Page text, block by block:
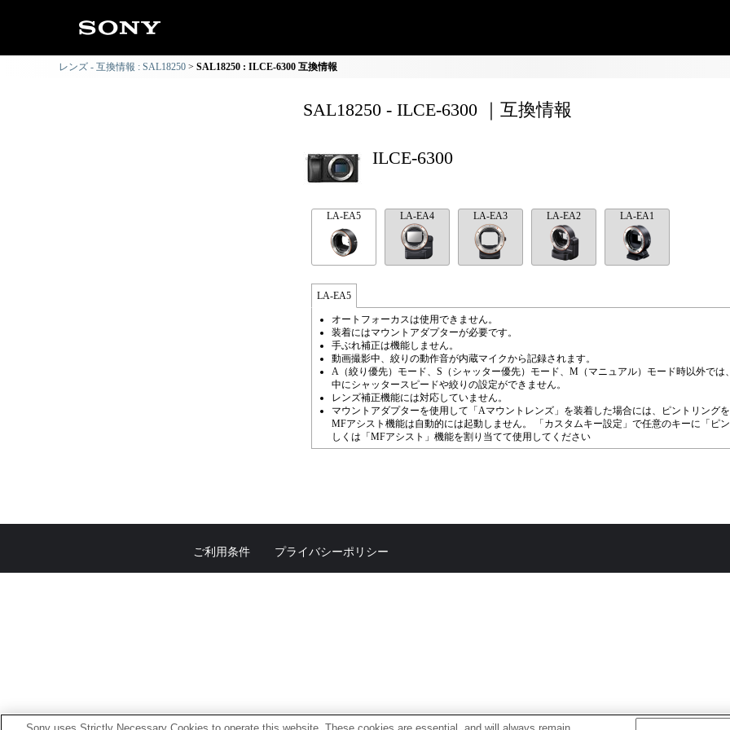
レンズ - 互換情報 : SAL18250 SAL18250 : ILCE-6300 互換情報
SAL18250 - ILCE-6300 ｜互換情報
ILCE-6300
LA-EA5 LA-EA4 LA-EA3 LA-EA2 LA-EA1
LA-EA5
オートフォーカスは使用できません。
装着にはマウントアダプターが必要です。
手ぶれ補正は機能しません。
動画撮影中、絞りの動作音が内蔵マイクから記録されます。
A（絞り優先）モード、S（シャッター優先）モード、M（マニュアル）モード時以外では
中にシャッタースピードや絞りの設定ができません。
レンズ補正機能には対応していません。
マウントアダプターを使用して「Aマウントレンズ」を装着した場合には、ピントリング
MFアシスト機能は自動的には起動しません。 「カスタムキー設定」で任意のキーに「ピ
しくは「MFアシスト」機能を割り当てて使用してください
ご利用条件 プライバシーポリシー